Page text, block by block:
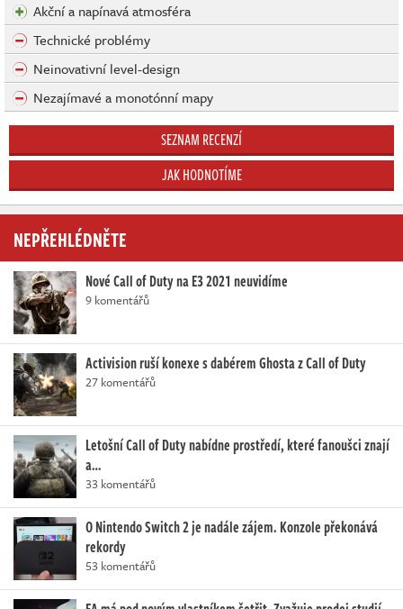
Akční a napínavá atmosféra
Technické problémy
Neinovativní level-design
Nezajímavé a monotónní mapy
SEZNAM RECENZÍ
JAK HODNOTÍME
NEPŘEHLÉDNĚTE
Nové Call of Duty na E3 2021 neuvidíme
9 komentářů
Activision ruší konexe s dabérem Ghosta z Call of Duty
27 komentářů
Letošní Call of Duty nabídne prostředí, které fanoušci znají
a…
33 komentářů
O Nintendo Switch 2 je nadále zájem. Konzole překonává
rekordy
53 komentářů